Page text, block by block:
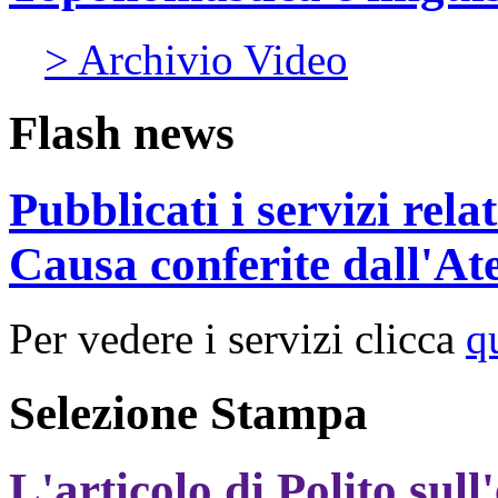
> Archivio Video
Flash news
Pubblicati i servizi
Causa conferite
Per vedere i servizi clicca
Selezione Stampa